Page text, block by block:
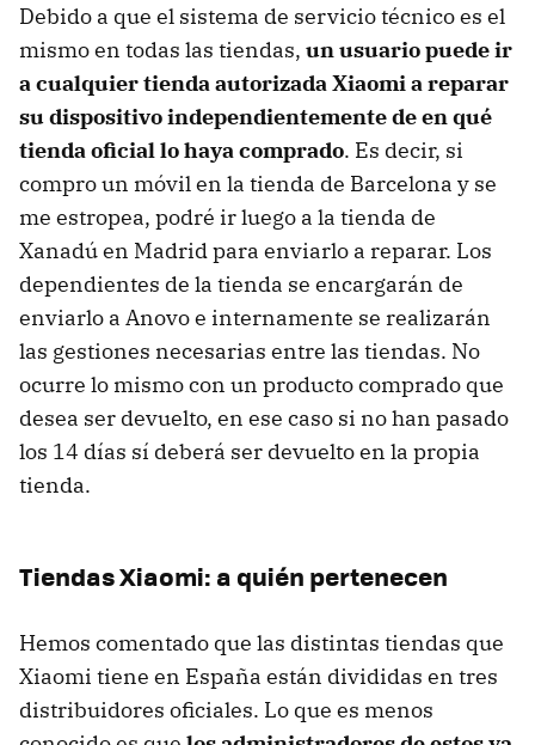
Debido a que el sistema de servicio técnico es el
mismo en todas las tiendas, un usuario puede ir
a cualquier tienda autorizada Xiaomi a reparar
su dispositivo independientemente de en qué
tienda oficial lo haya comprado. Es decir, si
compro un móvil en la tienda de Barcelona y se
me estropea, podré ir luego a la tienda de
Xanadú en Madrid para enviarlo a reparar. Los
dependientes de la tienda se encargarán de
enviarlo a Anovo e internamente se realizarán
las gestiones necesarias entre las tiendas. No
ocurre lo mismo con un producto comprado que
desea ser devuelto, en ese caso si no han pasado
los 14 días sí deberá ser devuelto en la propia
tienda.
Tiendas Xiaomi: a quién pertenecen
Hemos comentado que las distintas tiendas que
Xiaomi tiene en España están divididas en tres
distribuidores oficiales. Lo que es menos